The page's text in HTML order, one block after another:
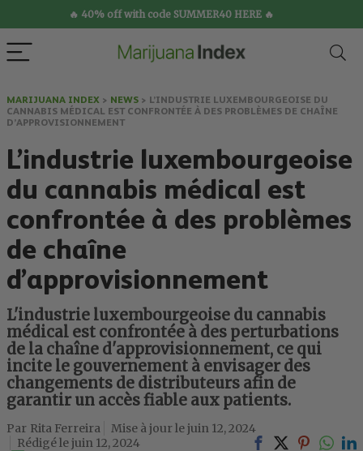
🔥 40% off with code SUMMER40 HERE 🔥
MARIJUANA INDEX > NEWS > L’INDUSTRIE LUXEMBOURGEOISE DU
CANNABIS MÉDICAL EST CONFRONTÉE À DES PROBLÈMES DE CHAÎNE
D’APPROVISIONNEMENT
L’industrie luxembourgeoise
du cannabis médical est
confrontée à des problèmes
de chaîne
d’approvisionnement
L'industrie luxembourgeoise du cannabis
médical est confrontée à des perturbations
de la chaîne d'approvisionnement, ce qui
incite le gouvernement à envisager des
changements de distributeurs afin de
garantir un accès fiable aux patients.
Rita Ferreira
juin 12, 2024
juin 12, 2024